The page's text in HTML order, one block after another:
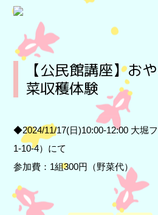
【公民館講座】お
菜収穫体験
◆2024/11/17(日)10:00-12:00 大堀
1-10-4）にて
参加費：1組300円（野菜代）